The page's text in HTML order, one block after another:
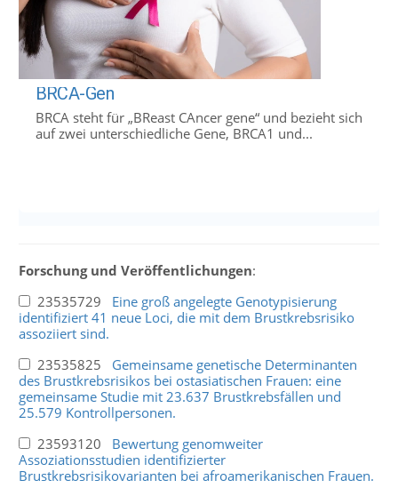
BRCA-Gen
BRCA steht für „BReast CAncer gene“ und bezieht sich
auf zwei unterschiedliche Gene, BRCA1 und...
Forschung und Veröffentlichungen:
23535729 Eine groß angelegte Genotypisierung
identifiziert 41 neue Loci, die mit dem Brustkrebsrisiko
assoziiert sind.
23535825 Gemeinsame genetische Determinanten
des Brustkrebsrisikos bei ostasiatischen Frauen: eine
gemeinsame Studie mit 23.637 Brustkrebsfällen und
25.579 Kontrollpersonen.
23593120 Bewertung genomweiter
Assoziationsstudien identifizierter
Brustkrebsrisikovarianten bei afroamerikanischen Frauen.